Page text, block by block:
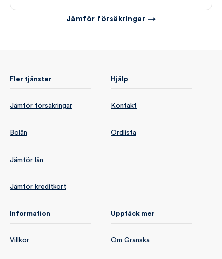
Jämför försäkringar →
Fler tjänster
Jämför försäkringar
Bolån
Jämför lån
Jämför kreditkort
Hjälp
Kontakt
Ordlista
Information
Villkor
Upptäck mer
Om Granska